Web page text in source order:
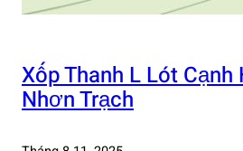
Xốp Thanh L Lót Cạnh
Nhơn Trạch